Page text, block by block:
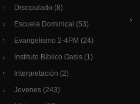
Discipulado (8)
Escuela Dominical (53)
Evangelismo 2-4PM (24)
Instituto Bíblico Oasis (1)
Interpretación (2)
Jovenes (243)